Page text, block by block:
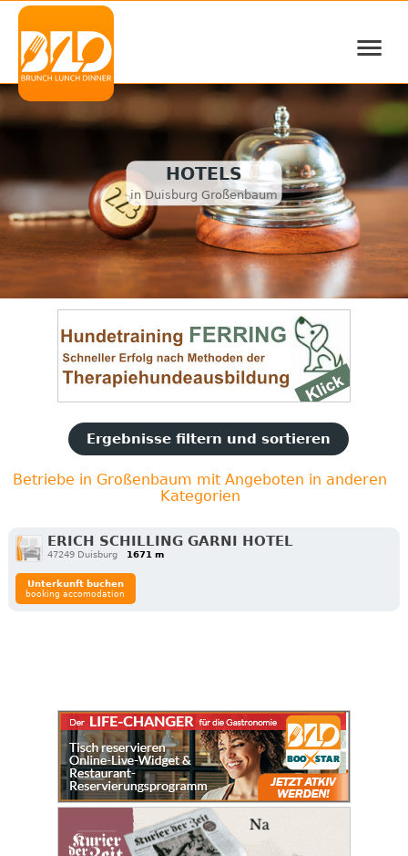
≡
HOTELS
in Duisburg Großenbaum
Ergebnisse filtern und sortieren
Betriebe in Großenbaum mit Angeboten in anderen
Kategorien
ERICH SCHILLING GARNI HOTEL
47249 Duisburg 1671 m
Unterkunft buchen
booking accomodation